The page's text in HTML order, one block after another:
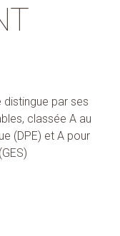
par ses
classée A au
(DPE) et A pour